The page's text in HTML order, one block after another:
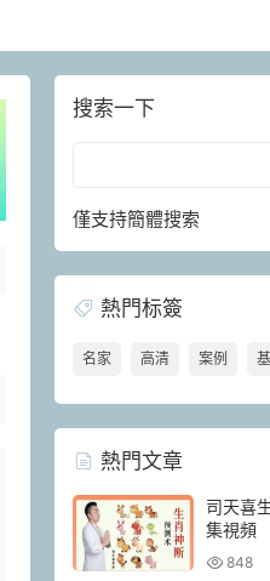
搜索一下
僅支持簡體搜索
熱門标簽
名家 高清 案例
熱門文章
司天喜
集視頻
848